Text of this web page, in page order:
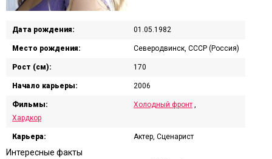
Дата рождения: 01.05.1982
Место рождения: Северодвинск, СССР (Россия)
Рост (см): 170
Начало карьеры: 2006
Фильмы: Холодный фронт
Хардкор
Карьера: Актер, Сценарист
Интересные факты